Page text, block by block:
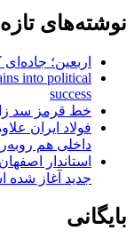
نوشته‌های تازه
اربعین؛
into political
success
خط قرمز سد زاینده‌رود، ۲۳۶
فولاد ایران
داخلی هم
استاندار
جدید آغاز شده
بایگانی